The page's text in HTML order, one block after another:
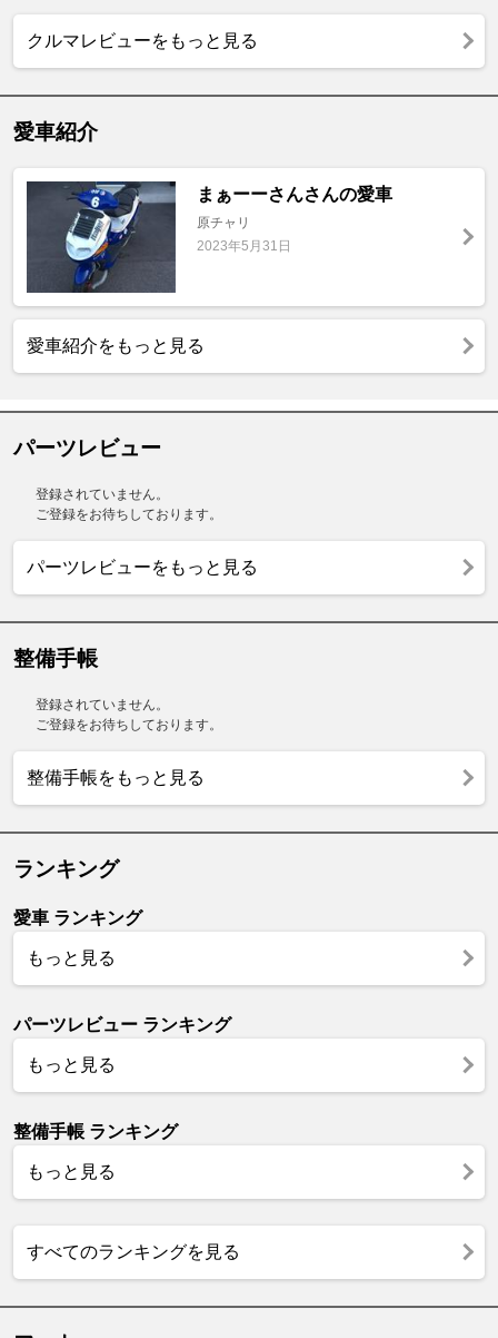
クルマレビューをもっと見る
愛車紹介
まぁーーさんさんの愛車
原チャリ
2023年5月31日
愛車紹介をもっと見る
パーツレビュー
登録されていません。
ご登録をお待ちしております。
パーツレビューをもっと見る
整備手帳
登録されていません。
ご登録をお待ちしております。
整備手帳をもっと見る
ランキング
愛車 ランキング
もっと見る
パーツレビュー ランキング
もっと見る
整備手帳 ランキング
もっと見る
すべてのランキングを見る